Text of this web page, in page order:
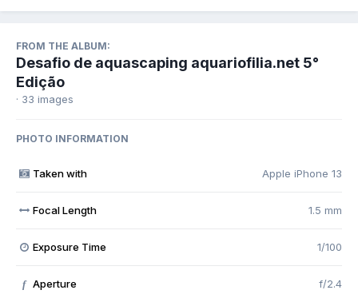
FROM THE ALBUM:
Desafio de aquascaping aquariofilia.net 5°
Edição
· 33 images
PHOTO INFORMATION
Taken with Apple iPhone 13
Focal Length 1.5 mm
Exposure Time 1/100
f Aperture f/2.4